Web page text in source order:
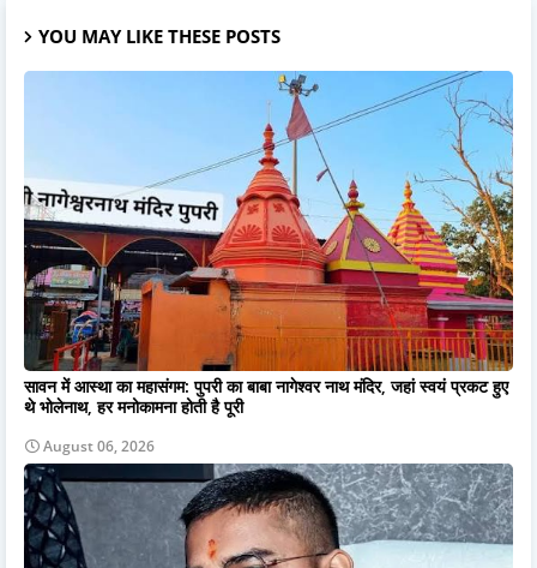
YOU MAY LIKE THESE POSTS
सावन में आस्था का महासंगम: पुपरी का बाबा नागेश्वर नाथ मंदिर, जहां स्वयं प्रकट हुए
थे भोलेनाथ, हर मनोकामना होती है पूरी
August 06, 2026